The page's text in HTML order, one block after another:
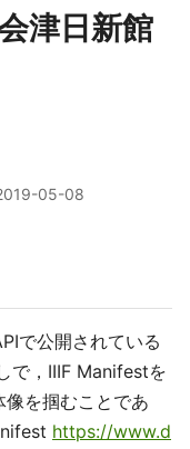
津日新館
05-08
で公開されている
で，IIIF Manifestを
を掴むことであ
https://www.d